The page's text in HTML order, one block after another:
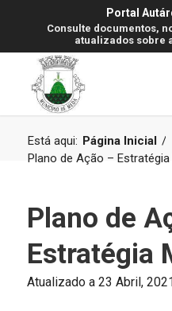
Portal
Consulte documentos,
atualizados sobre
Está aqui: Página Inicial /
Plano de Ação – Estratégia
Plano de
Estratégia
Atualizado a 23 Abril,